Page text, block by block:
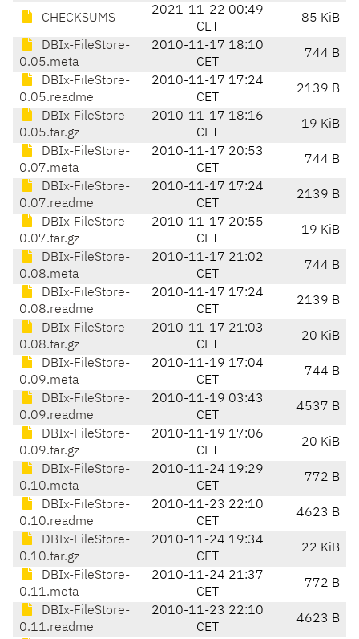
CHECKSUMS
2021-11-22 00:49
CET
85 KiB
DBIx-FileStore-
0.05.meta
2010-11-17 18:10
CET
744 B
DBIx-FileStore-
0.05.readme
2010-11-17 17:24
CET
2139 B
DBIx-FileStore-
0.05.tar.gz
2010-11-17 18:16
CET
19 KiB
DBIx-FileStore-
0.07.meta
2010-11-17 20:53
CET
744 B
DBIx-FileStore-
0.07.readme
2010-11-17 17:24
CET
2139 B
DBIx-FileStore-
0.07.tar.gz
2010-11-17 20:55
CET
19 KiB
DBIx-FileStore-
0.08.meta
2010-11-17 21:02
CET
744 B
DBIx-FileStore-
0.08.readme
2010-11-17 17:24
CET
2139 B
DBIx-FileStore-
0.08.tar.gz
2010-11-17 21:03
CET
20 KiB
DBIx-FileStore-
0.09.meta
2010-11-19 17:04
CET
744 B
DBIx-FileStore-
0.09.readme
2010-11-19 03:43
CET
4537 B
DBIx-FileStore-
0.09.tar.gz
2010-11-19 17:06
CET
20 KiB
DBIx-FileStore-
0.10.meta
2010-11-24 19:29
CET
772 B
DBIx-FileStore-
0.10.readme
2010-11-23 22:10
CET
4623 B
DBIx-FileStore-
0.10.tar.gz
2010-11-24 19:34
CET
22 KiB
DBIx-FileStore-
0.11.meta
2010-11-24 21:37
CET
772 B
DBIx-FileStore-
0.11.readme
2010-11-23 22:10
CET
4623 B